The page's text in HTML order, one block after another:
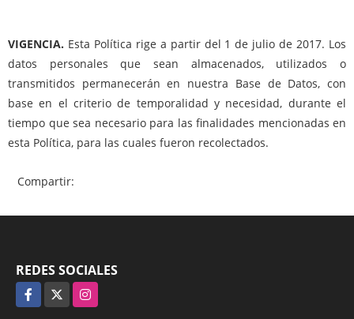
VIGENCIA. Esta Política rige a partir del 1 de julio de 2017. Los
datos personales que sean almacenados, utilizados o
transmitidos permanecerán en nuestra Base de Datos, con
base en el criterio de temporalidad y necesidad, durante el
tiempo que sea necesario para las finalidades mencionadas en
esta Política, para las cuales fueron recolectados.
Compartir:
REDES SOCIALES
Facebook Instagram